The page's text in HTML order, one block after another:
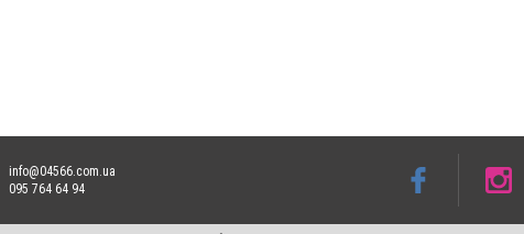
info@04566.com.ua
095 764 64 94